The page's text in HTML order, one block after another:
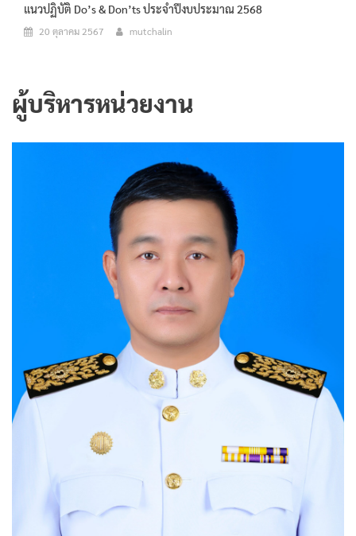
แนวปฏิบัติ Do’s & Don’ts ประจำปีงบประมาณ 2568
20 ตุลาคม 2567 mutchalin
ผู้บริหารหน่วยงาน